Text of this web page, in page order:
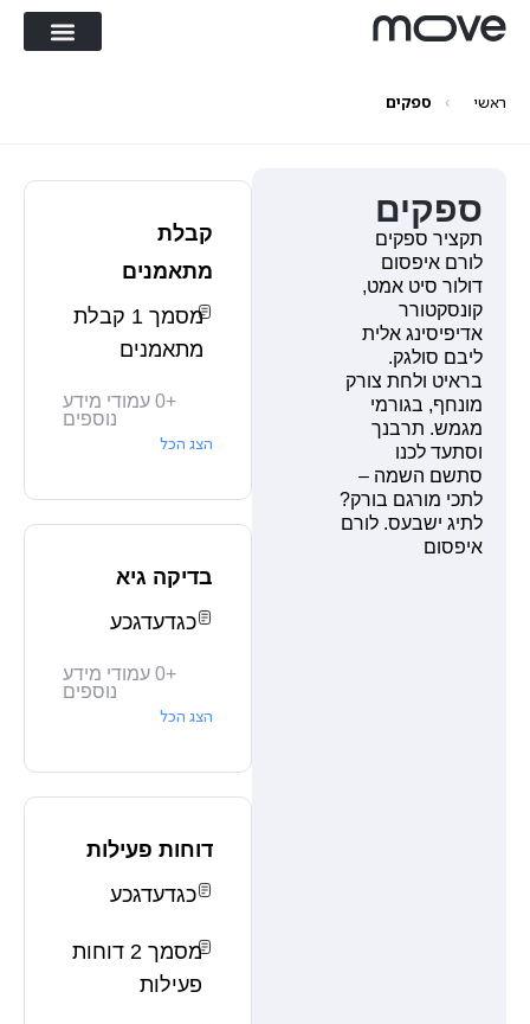
ראשי › ספקים
ספקים
תקציר ספקים
לורם איפסום
דולור סיט אמט,
קונסקטורר
אדיפיסינג אלית
ליבם סולגק.
בראיט ולחת צורק
מונחף, בגורמי
מגמש. תרבנך
וסתעד לכנו
סתשם השמה –
לתכי מורגם בורק?
לתיג ישבעס. לורם
איפסום
קבלת
מתאמנים
מסמך 1 קבלת
מתאמנים
+
0 עמודי מידע
נוספים
הצג הכל
בדיקה גיא
כגדעדגכע
+
0 עמודי מידע
נוספים
הצג הכל
דוחות פעילות
כגדעדגכע
מסמך 2 דוחות
פעילות